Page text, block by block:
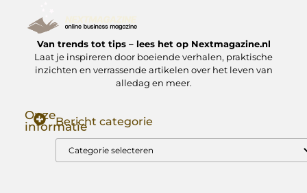
Van trends tot tips – lees het op Nextmagazine.nl
Laat je inspireren door boeiende verhalen, praktische
inzichten en verrassende artikelen over het leven van
alledag en meer.
Onze
informatieBericht categorie